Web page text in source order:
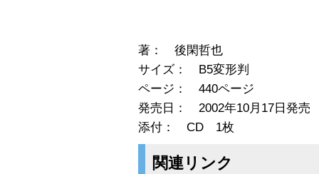
著： 後閑哲也
サイズ： B5変形判
ページ： 440ページ
発売日： 2002年10月17日発売
添付： CD 1枚
関連リンク